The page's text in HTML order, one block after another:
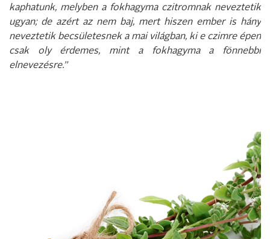
kaphatunk, melyben a fokhagyma czitromnak neveztetik
ugyan; de azért az nem baj, mert hiszen ember is hány
neveztetik becsületesnek a mai világban, ki e czimre épen
csak oly érdemes, mint a fokhagyma a fönnebbi
elnevezésre.”